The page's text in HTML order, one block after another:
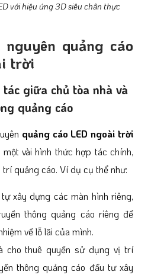
với hiệu ứng 3D siêu chân thực
quảng cáo
trời
giữa chủ tòa nhà và
quảng cáo
quảng cáo LED ngoài trời
vài hình thức hợp tác chính,
quảng cáo. Ví dụ cụ thể như:
xây dựng các màn hình riêng,
thông quảng cáo riêng để
về lỗ lãi của mình.
cho thuê quyền sử dụng vị trí
thông quảng cáo đầu tư xây